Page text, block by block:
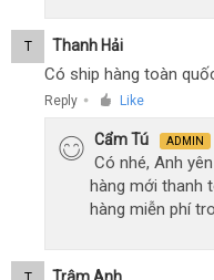
T Thanh Hải
Có ship hàng toàn
Reply ● Like
Cẩm Tú ADMIN
Có nhé, Anh
hàng mới thanh
hàng miễn phí